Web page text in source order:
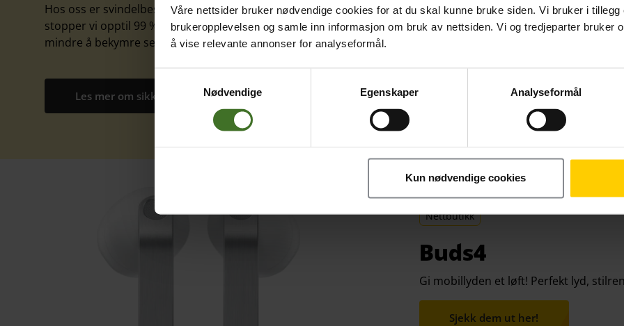
Våre nettsider bruker nødvendige cookies for at du skal kunne bruke siden. Vi bruker i
brukeropplevelsen og samle inn informasjon om bruk av nettsiden. Vi og tredjeparter bruker
å vise relevante annonser for analyseformål.
Samtykkevalg
Nødvendige
Egenskaper Analyseformål
Kun nødvendige cookies
Hos oss er svindelbeskyttelse inkludert. Med smart teknologi
stopper vi opptil 99 % av svindelanrop og svindel-SMS. En ting
mindre å bekymre seg for, rett og slett.
Les mer om sikkerhet hos ice
Nettbutikk
Buds4
Gi mobillyden et løft! Perfekt lyd,
Sjekk dem ut her!